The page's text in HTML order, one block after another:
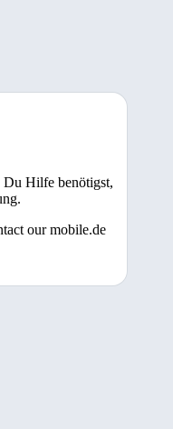
Du Hilfe benötigst,
our mobile.de